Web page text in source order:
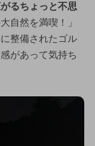
るちょっと不思
自然を満喫！」
整備されたゴル
があって気持ち